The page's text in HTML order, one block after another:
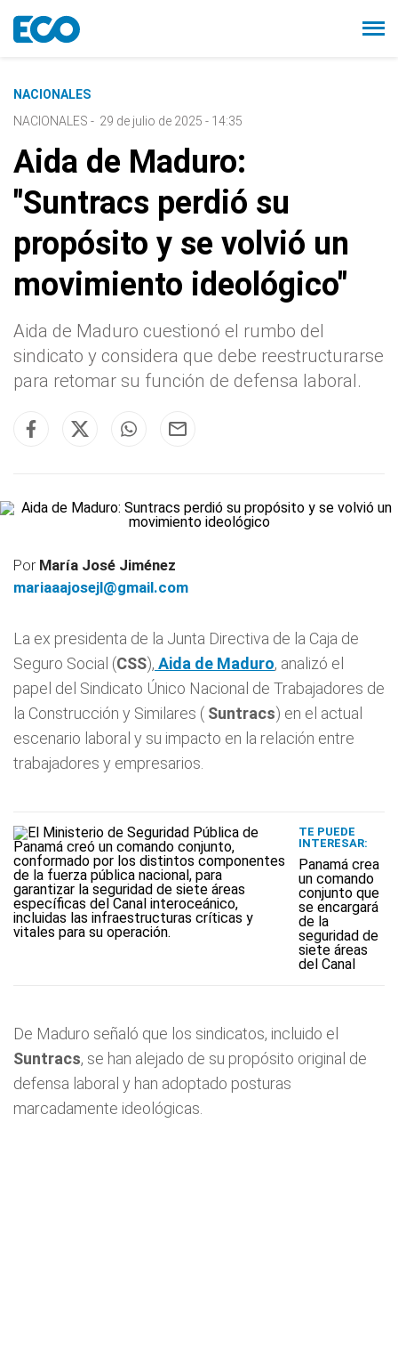
NACIONALES
NACIONALES - 29 de julio de 2025 - 14:35
Aida de Maduro:
"Suntracs perdió su
propósito y se volvió un
movimiento ideológico"
Aida de Maduro cuestionó el rumbo del
sindicato y considera que debe reestructurarse
para retomar su función de defensa laboral.
Por María José Jiménez
mariaaajosejl@gmail.com
La ex presidenta de la Junta Directiva de la Caja de
Seguro Social (CSS), Aida de Maduro, analizó el
papel del Sindicato Único Nacional de Trabajadores de
la Construcción y Similares ( Suntracs) en el actual
escenario laboral y su impacto en la relación entre
trabajadores y empresarios.
TE PUEDE
INTERESAR:
Panamá crea
un comando
conjunto que
se encargará
de la
seguridad de
siete áreas
del Canal
De Maduro señaló que los sindicatos, incluido el
Suntracs, se han alejado de su propósito original de
defensa laboral y han adoptado posturas
marcadamente ideológicas.